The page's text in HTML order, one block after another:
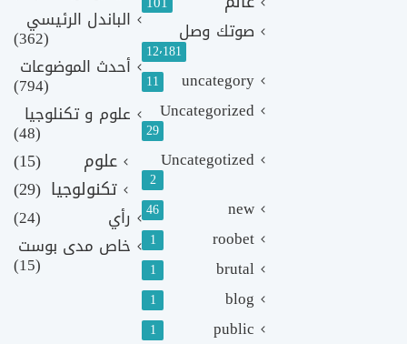
صوتك وصل
12٬181
uncategory
11
Uncategorized
29
Uncategotized
2
new
46
roobet
1
brutal
1
blog
1
public
1
الباندل الرئيسي
(362)
أحدث الموضوعات
(794)
علوم و تكنلوجيا
(48)
علوم
(15)
تكنولوجيا (29)
رأي
(24)
خاص مدى بوست
(15)